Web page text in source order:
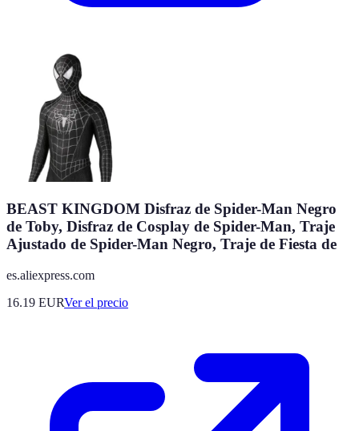
BEAST KINGDOM Disfraz de Spider-Man Negro
de Toby, Disfraz de Cosplay de Spider-Man, Traje
Ajustado de Spider-Man Negro, Traje de Fiesta de
es.aliexpress.com
16.19 EURVer el precio